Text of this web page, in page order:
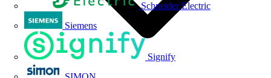
Schneider Electric
Siemens
Signify